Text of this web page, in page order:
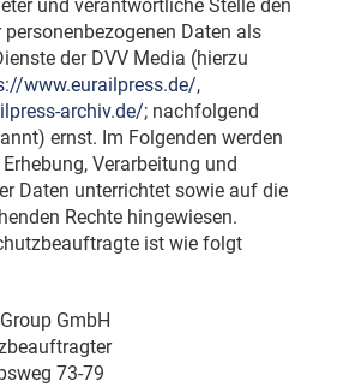
und verantwortliche Stelle den
personenbezogenen Daten als
der DVV Media (hierzu
www.eurailpress.de/,
archiv.de/; nachfolgend
ernst. Im Folgenden werden
Verarbeitung und
Daten unterrichtet sowie auf die
Rechte hingewiesen.
ist wie folgt
GmbH
73-79